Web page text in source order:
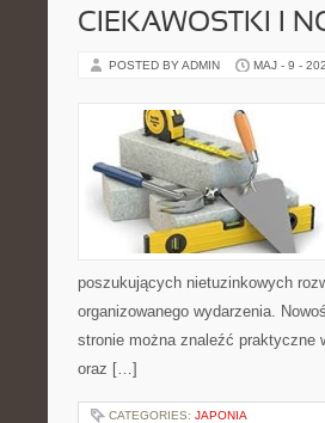
CIEKAWOSTKI I
POSTED BY ADMIN MAJ - 9 -
poszukujących nietuzinkowych
organizowanego wydarzenia.
stronie można znaleźć praktyczne
oraz […]
CATEGORIES: JAPONIA